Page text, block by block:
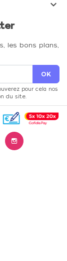

les bons plans,
pour cela nos
du site.
Instagram